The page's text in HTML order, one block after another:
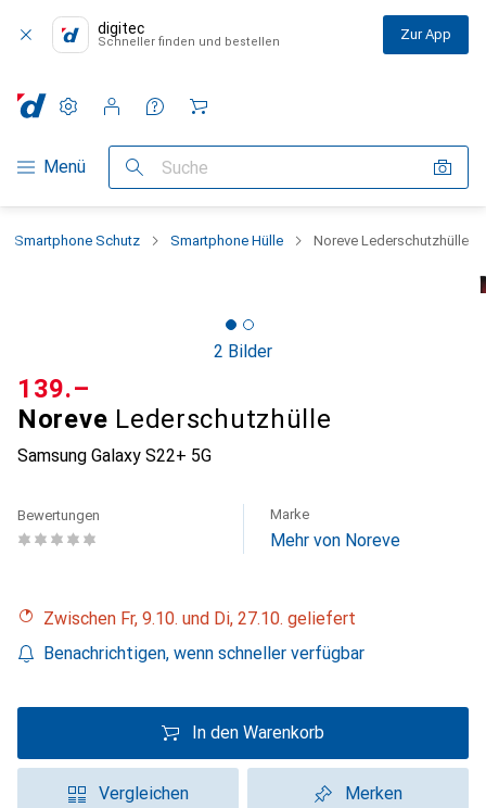
digitec
Schneller finden und bestellen Zur App
Navigation nach Kategorien
Menü Suche
Einstellungen
Kundenkonto
Vergleichslisten
Merklisten
Warenkorb
Smartphone Schutz Smartphone Hülle Noreve Lederschutzhülle
2 Bilder
Noreve Lederschutzhülle
Samsung Galaxy S22+ 5G
CHF
139.–
Bewertungen Marke
Mehr von Noreve
Zwischen Fr, 9.10. und Di, 27.10. geliefert
Benachrichtigen, wenn schneller verfügbar
In den Warenkorb
Vergleichen Merken